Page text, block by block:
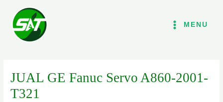
konten
MENU
JUAL GE Fanuc Servo A860-2001-
T321